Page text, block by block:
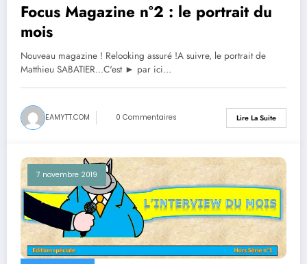
Focus Magazine n°2 : le portrait du
mois
Nouveau magazine ! Relooking assuré !A suivre, le portrait de
Matthieu SABATIER...C'est ► par ici…
EAMYTT.COM 0 Commentaires Lire La Suite
7 novembre 2019